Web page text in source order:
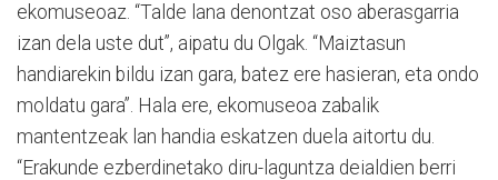
ekomuseoaz. “Talde lana denontzat oso aberasgarria
izan dela uste dut”, aipatu du Olgak. “Maiztasun
handiarekin bildu izan gara, batez ere hasieran, eta ondo
moldatu gara”. Hala ere, ekomuseoa zabalik
mantentzeak lan handia eskatzen duela aitortu du.
“Erakunde ezberdinetako diru-laguntza deialdien berri